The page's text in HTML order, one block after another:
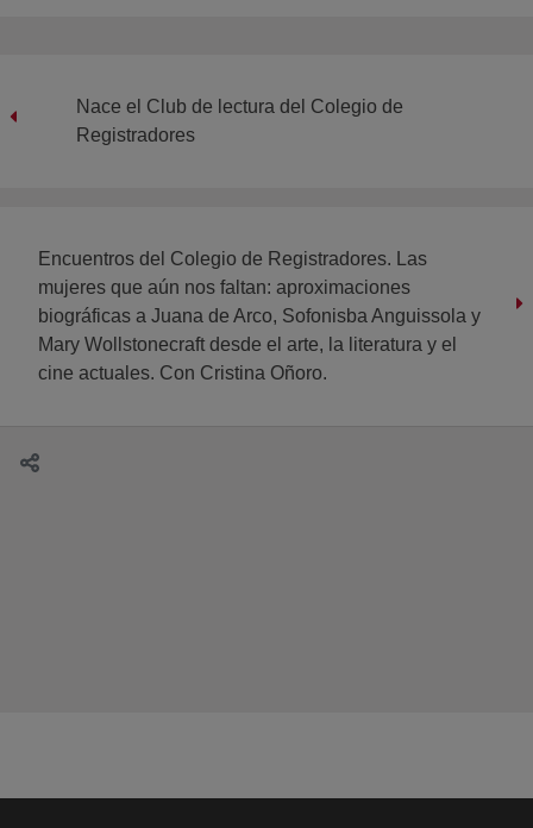
Nace el Club de lectura del Colegio de
Registradores
Encuentros del Colegio de Registradores. Las
mujeres que aún nos faltan: aproximaciones
biográficas a Juana de Arco, Sofonisba Anguissola y
Mary Wollstonecraft desde el arte, la literatura y el
cine actuales. Con Cristina Oñoro.